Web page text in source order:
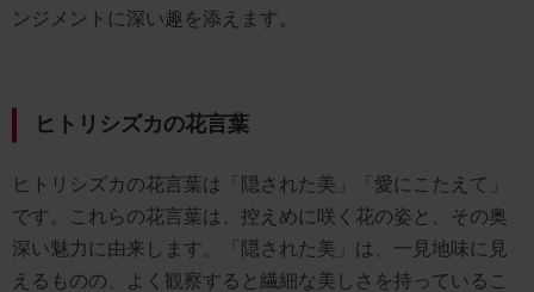
ンジメントに深い趣を添えます。
ヒトリシズカの花言葉
ヒトリシズカの花言葉は「隠された美」「愛にこたえて」
です。これらの花言葉は、控えめに咲く花の姿と、その奥
深い魅力に由来します。「隠された美」は、一見地味に見
えるものの、よく観察すると繊細な美しさを持っているこ